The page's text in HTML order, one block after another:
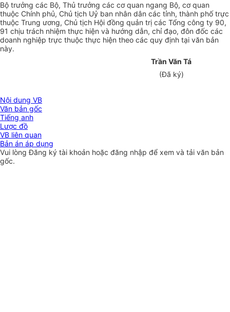
Bộ trưởng các Bộ, Thủ trưởng các cơ quan ngang Bộ, cơ quan
thuộc Chính phủ, Chủ tịch Uỷ ban nhân dân các tỉnh, thành phố trực
thuộc Trung ương, Chủ tịch Hội đồng quản trị các Tổng công ty 90,
91 chịu trách nhiệm thực hiện và hướng dẫn, chỉ đạo, đôn đốc các
doanh nghiệp trực thuộc thực hiện theo các quy định tại văn bản
này.
Trần Văn Tá
(Đã ký)
Nội dung VB
Văn bản gốc
Tiếng anh
Lược đồ
VB liên quan
Bản án áp dụng
Vui lòngĐăng ký tài khoản hoặc đăng nhập để xem và tải văn bản
gốc.